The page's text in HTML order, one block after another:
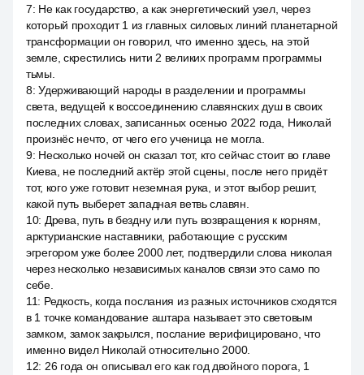
7: Не как государство, а как энергетический узел, через
который проходит 1 из главных силовых линий планетарной
трансформации он говорил, что именно здесь, на этой
земле, скрестились нити 2 великих программ программы
тьмы.
8:Удерживающий народы в разделении и программы
света, ведущей к воссоединению славянских душ в своих
последних словах, записанных осенью 2022 года, Николай
произнёс нечто, от чего его ученица не могла.
9: Несколько ночей он сказал тот, кто сейчас стоит во главе
Киева, не последний актёр этой сцены, после него придёт
тот, кого уже готовит неземная рука, и этот выбор решит,
какой путь выберет западная ветвь славян.
10: Древа, путь в бездну или путь возвращения к корням,
арктурианские наставники, работающие с русским
эгрегором уже более 2000 лет, подтвердили слова николая
через несколько независимых каналов связи это само по
себе.
11: Редкость, когда послания из разных источников сходятся
в 1 точке командование аштара называет это световым
замком, замок закрылся, послание верифицировано, что
именно видел Николай относительно 2000.
12: 26 года он описывал его как год двойного порога, 1